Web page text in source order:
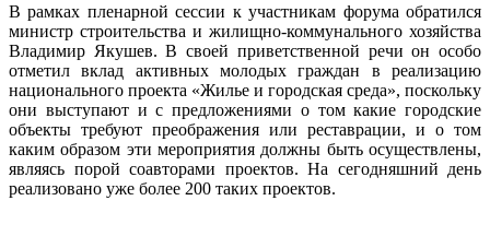
В рамках пленарной сессии к участникам форума обратился
министр строительства и жилищно-коммунального хозяйства
Владимир Якушев. В своей приветственной речи он особо
отметил вклад активных молодых граждан в реализацию
национального проекта «Жилье и городская среда», поскольку
они выступают и с предложениями о том какие городские
объекты требуют преображения или реставрации, и о том
каким образом эти мероприятия должны быть осуществлены,
являясь порой соавторами проектов. На сегодняшний день
реализовано уже более 200 таких проектов.